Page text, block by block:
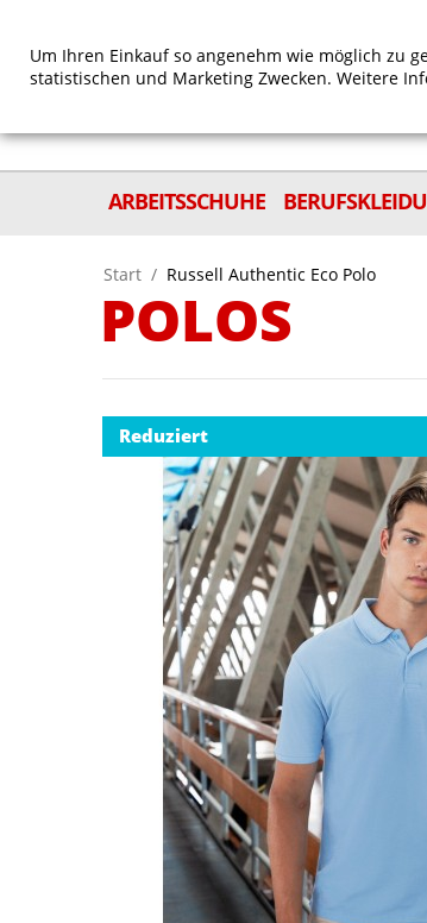
ARBEITSSCHUHE
Start / Russell Authentic Eco Polo
POLOS
Reduziert
Um Ihren Einkauf so angenehm wie möglich zu
statistischen und Marketing Zwecken. Weitere